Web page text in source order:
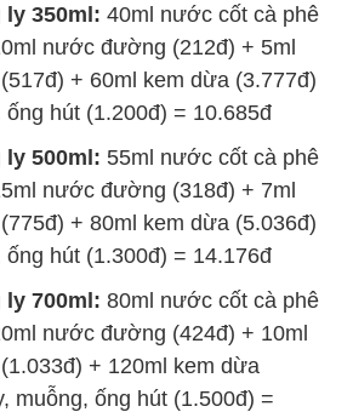
350ml: 40ml nước cốt cà phê
nước đường (212đ) + 5ml
+ 60ml kem dừa (3.777đ)
ống hút (1.200đ) = 10.685đ
500ml: 55ml nước cốt cà phê
nước đường (318đ) + 7ml
+ 80ml kem dừa (5.036đ)
ống hút (1.300đ) = 14.176đ
700ml: 80ml nước cốt cà phê
nước đường (424đ) + 10ml
+ 120ml kem dừa
muỗng, ống hút (1.500đ) =